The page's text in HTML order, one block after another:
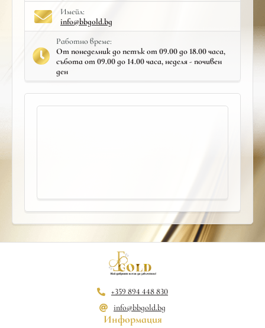
Имейл:
info@bbgold.bg
Работно време:
От понеделник до петък от 09.00 до 18.00 часа,
събота от 09.00 до 14.00 часа, неделя - почивен
ден
+359 894 448 830
info@bbgold.bg
Информация